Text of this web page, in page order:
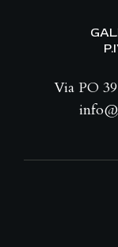
Via PO